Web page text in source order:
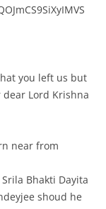
you left us but
Lord Krishna
near from
Bhakti Dayita
shoud he